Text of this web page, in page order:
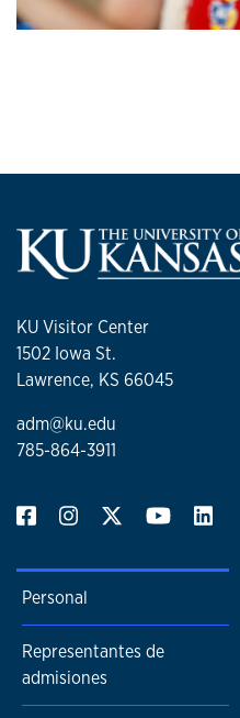
KU Visitor Center
1502 Iowa St.
Lawrence, KS 66045
adm@ku.edu
785-864-3911
Personal
Representantes de
admisiones